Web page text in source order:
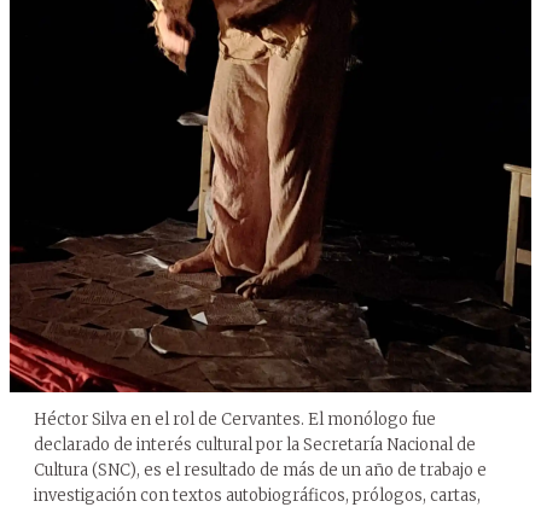
Héctor Silva en el rol de Cervantes. El monólogo fue
declarado de interés cultural por la Secretaría Nacional de
Cultura (SNC), es el resultado de más de un año de trabajo e
investigación con textos autobiográficos, prólogos, cartas,